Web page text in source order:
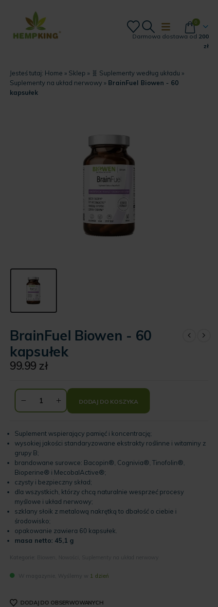
0
Darmowa dostawa od 200
zł
Jesteś tutaj: Home » Sklep » 🧬 Suplementy według układu »
Suplementy na układ nerwowy » BrainFuel Biowen - 60
kapsułek
BrainFuel Biowen - 60
kapsułek
99.99 zł
DODAJ DO KOSZYKA
Suplement wspierający pamięć i koncentrację;
wysokiej jakości standaryzowane ekstrakty roślinne i witaminy z
grupy B;
brandowane surowce: Bacopin®️, Cognivia®️, Tinofolin®️,
Bioperine®️ i MecobalActive®️;
czysty i bezpieczny skład;
dla wszystkich, którzy chcą naturalnie wesprzeć procesy
myślowe i układ nerwowy;
szklany słoik z metalową nakrętką to dbałość o ciebie i
środowisko;
opakowanie zawiera 60 kapsułek.
masa netto: 45,1 g
1 dzień
DODAJ DO OBSERWOWANYCH